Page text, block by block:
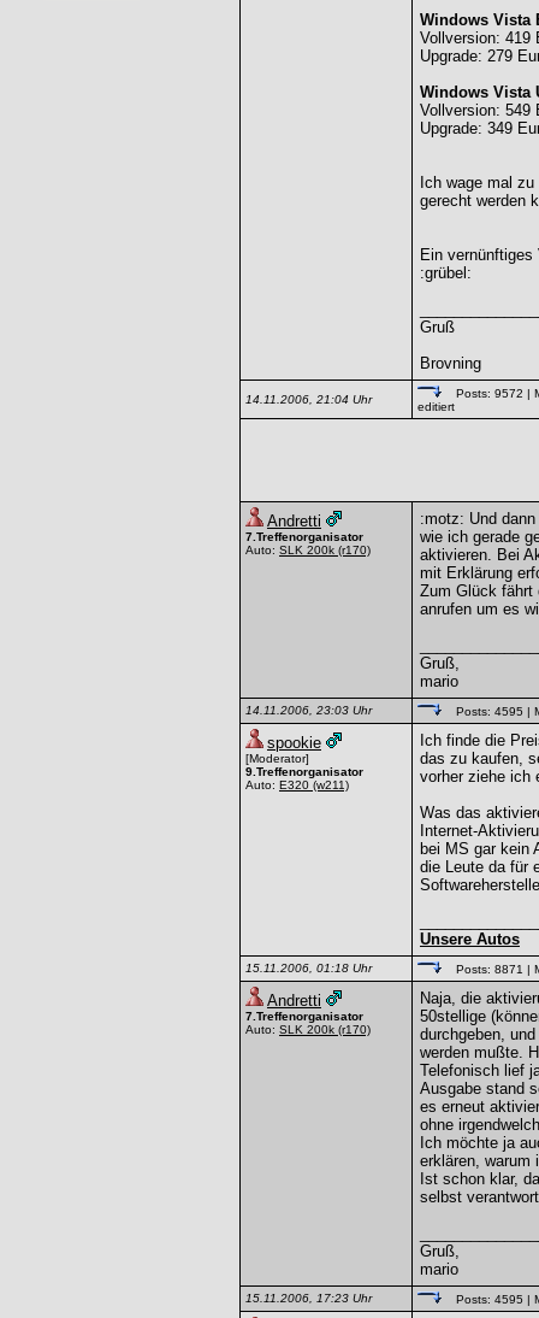
Windows Vista
Vollversion: 419
Upgrade: 279
Windows Vista
Vollversion: 549
Upgrade: 349
Ich wage mal
gerecht werden
Ein
:grübel:
Gruß
Brovning
14.11.2006, 21:04 Uhr Posts: 9572 |
editiert
Andretti
7.Treffenorganisator
Auto: SLK 200k (r170)
:motz: Und
wie ich gerade
aktivieren. Bei
mit Erklärung
Zum Glück fährt
anrufen um es
Gruß,
mario
14.11.2006, 23:03 Uhr Posts: 4595 |
spookie
[Moderator]
9.Treffenorganisator
Auto: E320 (w211)
Ich finde die
das zu kaufen,
vorher ziehe ich
Was das
Internet-
bei MS gar kein
die Leute da für
Unsere Autos
15.11.2006, 01:18 Uhr Posts: 8871 |
Andretti
7.Treffenorganisator
Auto: SLK 200k (r170)
Naja, die
50stellige
durchgeben,
werden mußte.
Telefonisch lief
Ausgabe stand
es erneut
ohne
Ich möchte ja
erklären, warum
Ist schon klar,
selbst
Gruß,
mario
15.11.2006, 17:23 Uhr Posts: 4595 |